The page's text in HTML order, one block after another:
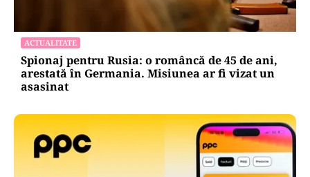
ACTUALITATE
Spionaj pentru Rusia: o româncă de 45 de ani,
arestată în Germania. Misiunea ar fi vizat un
asasinat